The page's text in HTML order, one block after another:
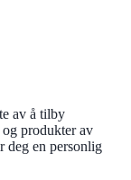
av å tilby
og produkter av
deg en personlig